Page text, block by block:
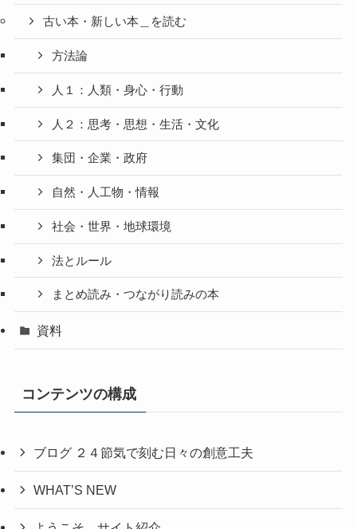
古い本・新しい本＿を読む
方法論
人１：人類・身心・行動
人２：思考・思想・生活・文化
集団・企業・政府
自然・人工物・情報
社会・世界・地球環境
法とルール
まとめ読み・つながり読みの本
資料
コンテンツの構成
ブログ ２４節気で刻む日々の創意工夫
WHAT’S NEW